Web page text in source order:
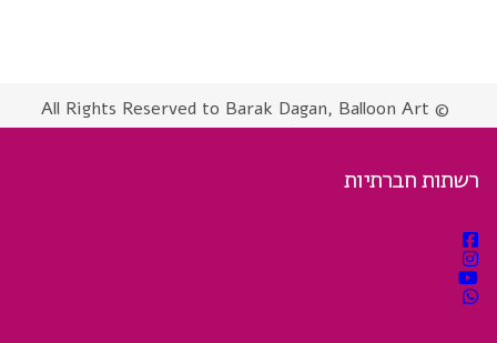
© All Rights Reserved to Barak Dagan, Balloon Art
רשתות חברתיות